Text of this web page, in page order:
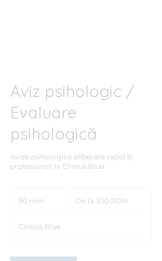
Aviz psihologic /
Evaluare
psihologică
Avize psihologice eliberate rapid și
profesionist la Clinica Blue
50 min De la 300 RON
Clinica Blue